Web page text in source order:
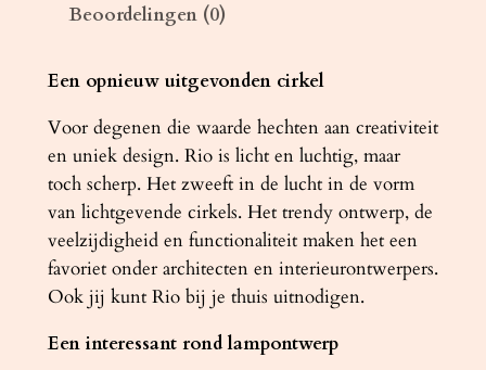
5
z
w
a
r
t
4
0
0
Beoordelingen (0)
Een opnieuw uitgevonden cirkel
Voor degenen die waarde hechten aan creativiteit
en uniek design. Rio is licht en luchtig, maar
toch scherp. Het zweeft in de lucht in de vorm
van lichtgevende cirkels. Het trendy ontwerp, de
veelzijdigheid en functionaliteit maken het een
favoriet onder architecten en interieurontwerpers.
Ook jij kunt Rio bij je thuis uitnodigen.
Een interessant rond lampontwerp